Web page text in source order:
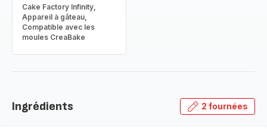
Cake Factory Infinity,
Appareil à gâteau,
Compatible avec les
moules CreaBake
Ingrédients 2 fournées